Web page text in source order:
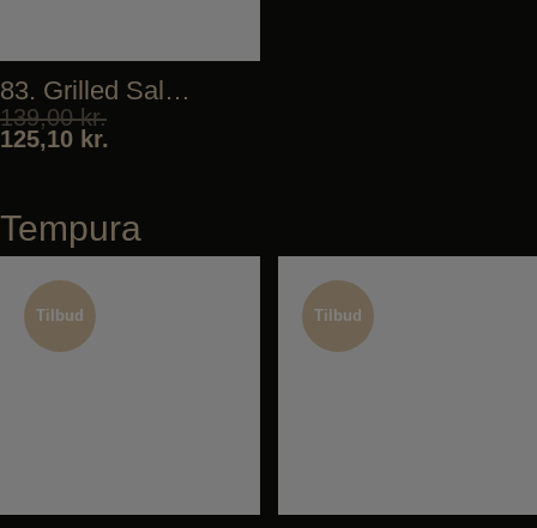
83. Grilled Salmon
139,00kr.
125,10 kr.
Tempura
Tilbud
Tilbud
Tilbud